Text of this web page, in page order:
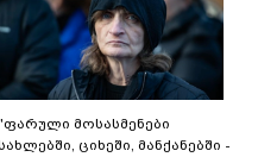
მოსასმენები
ციხეში, მანქანებში -